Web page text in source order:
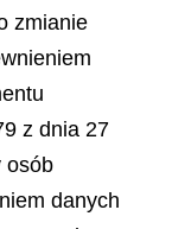
zmianie
z dnia 27
osób
danych